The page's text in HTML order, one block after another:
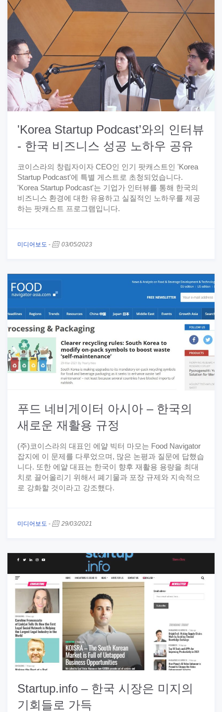
'Korea Startup Podcast’와의 인터뷰
- 한국 비즈니스 성공 노하우 공유
코이스라의 창립자이자 CEO인 인기 팟캐스트인 'Korea
Startup Podcast'에 특별 게스트로 초청되었습니다.
'Korea Startup Podcast'는 기업가 인터뷰를 통해 한국의
비즈니스 환경에 대한 유용하고 실질적인 노하우를 제공
하는 팟캐스트 프로그램입니다.
미디어보도 - 03/05/2023
푸드 네비게이터 아시아 – 한국의
새로운 재활용 규정
(주)코이스라의 대표인 에얄 빅터 마모는 Food Navigator
잡지에 이 문제를 다루었으며, 많은 논평과 질문에 답했습
니다. 또한 에얄 대표는 한국이 향후 재활용 용량을 최대
치로 끌어올리기 위해서 폐기물과 포장 규제와 지속적으
로 강화할 것이라고 강조했다.
미디어보도 - 29/03/2021
Startup.info – 한국 시장은 미지의
기회들로 가득